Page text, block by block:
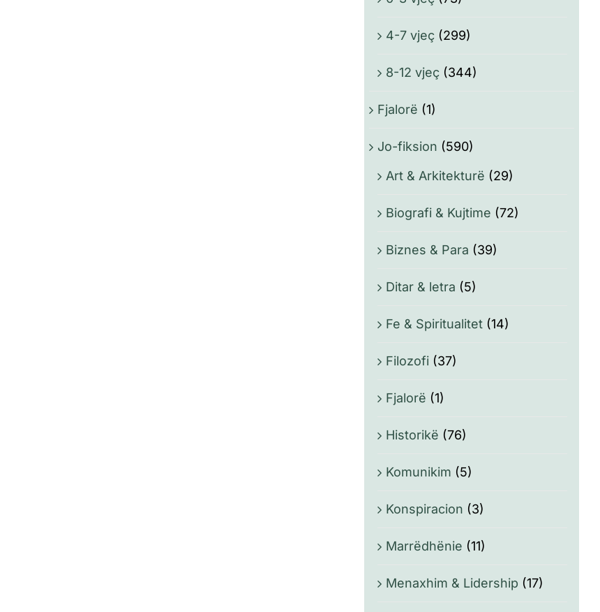
4-7 vjeç (299)
8-12 vjeç (344)
Fjalorë (1)
Jo-fiksion (590)
Art & Arkitekturë (29)
Biografi & Kujtime (72)
Biznes & Para (39)
Ditar & letra (5)
Fe & Spiritualitet (14)
Filozofi (37)
Fjalorë (1)
Historikë (76)
Komunikim (5)
Konspiracion (3)
Marrëdhënie (11)
Menaxhim & Lidership (17)